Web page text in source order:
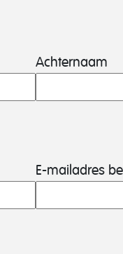
Achternaam
E-mailadres